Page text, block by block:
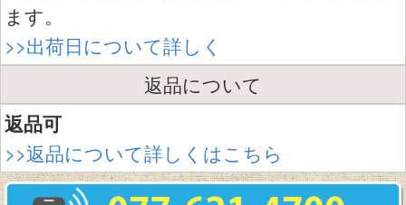
ます。
>>出荷日について詳しく
返品について
返品可
>>返品について詳しくはこちら